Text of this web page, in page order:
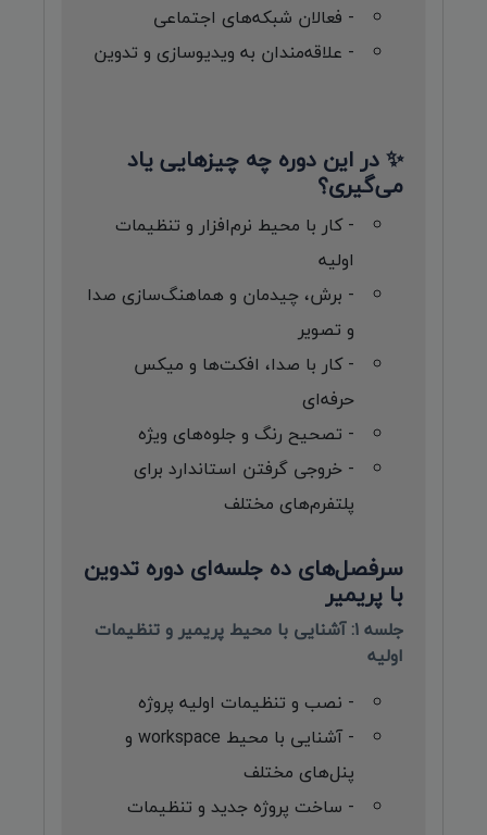
- فعالان شبکه‌های اجتماعی
- علاقه‌مندان به ویدیوسازی و تدوین
✨ در این دوره چه چیزهایی یاد
می‌گیری؟
- کار با محیط نرم‌افزار و تنظیمات
اولیه
- برش، چیدمان و هماهنگ‌سازی صدا
و تصویر
- کار با صدا، افکت‌ها و میکس
حرفه‌ای
- تصحیح رنگ و جلوه‌های ویژه
- خروجی گرفتن استاندارد برای
پلتفرم‌های مختلف
سرفصل‌های ده جلسه‌ای دوره تدوین
با پریمیر
جلسه ۱: آشنایی با محیط پریمیر و تنظیمات
اولیه
- نصب و تنظیمات اولیه پروژه
- آشنایی با محیط workspace و
پنل‌های مختلف
- ساخت پروژه جدید و تنظیمات